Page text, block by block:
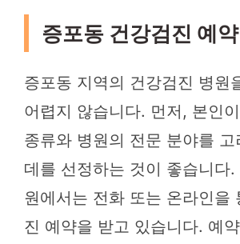
증포동 건강검진 예
증포동 지역의 건강검진 병원
어렵지 않습니다. 먼저, 본인
종류와 병원의 전문 분야를
데를 선정하는 것이 좋습니다.
원에서는 전화 또는 온라인을
진 예약을 받고 있습니다. 예